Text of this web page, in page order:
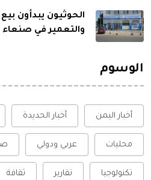
الحوثيون يبدأون
والتعمير في صنعاء
الوسوم
أخبار اليمن أخبار الحديدة
محليات عربي ودولي
تكنولوجيا تقارير ثقافة